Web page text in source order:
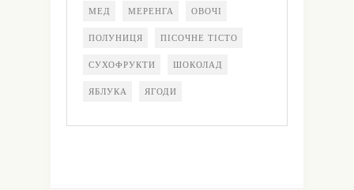
МЕД МЕРЕНГА ОВОЧІ
ПОЛУНИЦЯ ПІСОЧНЕ ТІСТО
СУХОФРУКТИ ШОКОЛАД
ЯБЛУКА ЯГОДИ